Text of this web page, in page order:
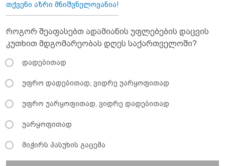
თქვენი აზრი მნიშვნელოვანია!
როგორ შეაფასებთ ადამიანის უფლებების დაცვის
კუთხით მდგომარეობას დღეს საქართველოში?
დადებითად
უფრო დადებითად, ვიდრე უარყოფითად
უფრო უარყოფითად, ვიდრე დადებითად
უარყოფითად
მიჭირს პასუხის გაცემა